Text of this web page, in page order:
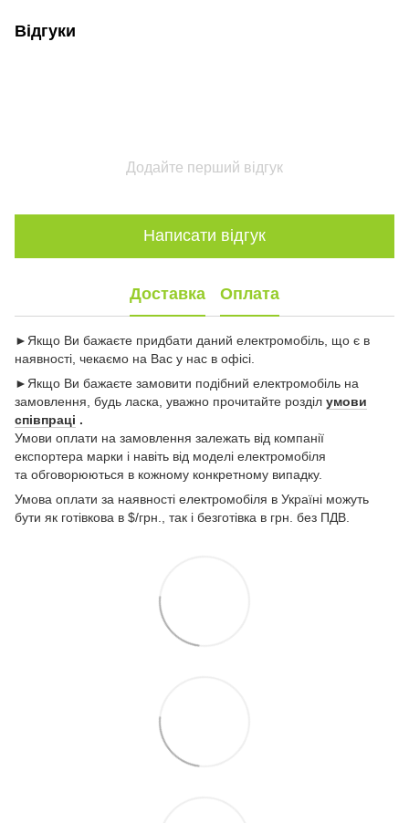
Відгуки
Додайте перший відгук
Написати відгук
Доставка Оплата
►Якщо Ви бажаєте придбати даний електромобіль, що є в
наявності, чекаємо на Вас у нас в офісі.
►Якщо Ви бажаєте замовити подібний електромобіль на
замовлення, будь ласка, уважно прочитайте розділ умови
співпраці .
Умови оплати на замовлення залежать від компанії
експортера марки і навіть від моделі електромобіля
та обговорюються в кожному конкретному випадку.
Умова оплати за наявності електромобіля в Україні можуть
бути як готівкова в $/грн., так і безготівка в грн. без ПДВ.